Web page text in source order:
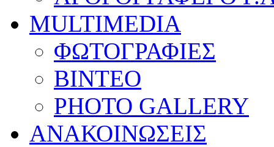
MULTIMEDIA
ΦΩΤΟΓΡΑΦΙΕΣ
ΒΙΝΤΕΟ
PHOTO GALLERY
ΑΝΑΚΟΙΝΩΣΕΙΣ